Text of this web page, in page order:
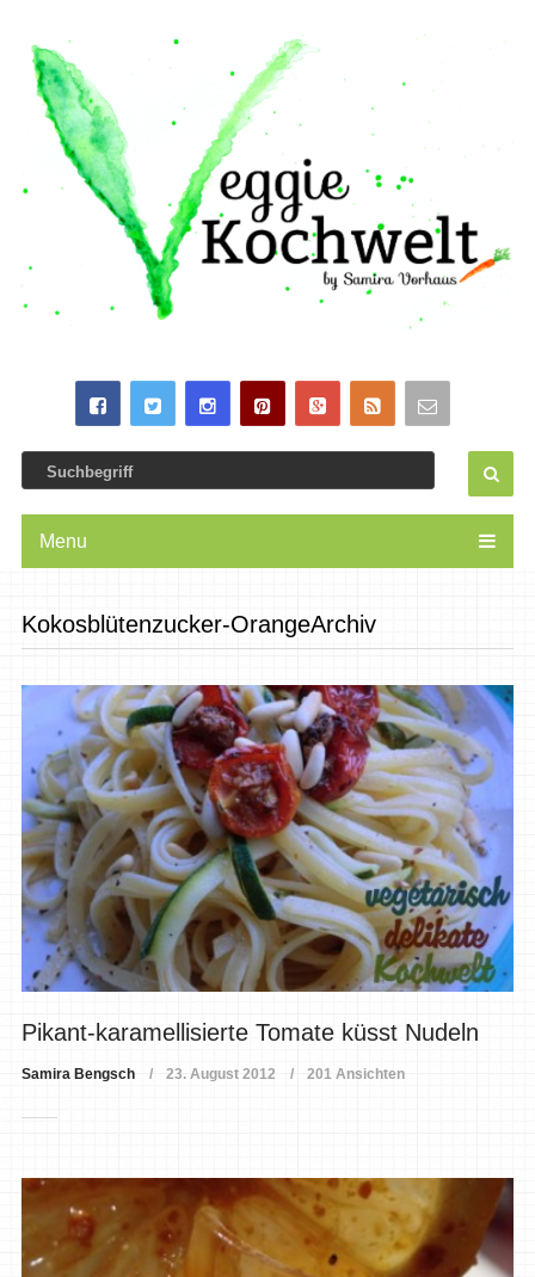
Menu
Kokosblütenzucker-OrangeArchiv
Pikant-karamellisierte Tomate küsst Nudeln
Samira Bengsch 23. August 2012 201 Ansichten